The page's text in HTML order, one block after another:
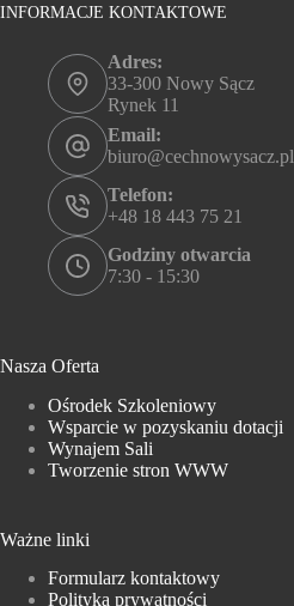
INFORMACJE KONTAKTOWE
Adres:
33-300 Nowy Sącz
Rynek 11
Email:
biuro@cechnowysacz.pl
Telefon:
+48 18 443 75 21
Godziny otwarcia
7:30 - 15:30
Nasza Oferta
Ośrodek Szkoleniowy
Wsparcie w pozyskaniu dotacji
Wynajem Sali
Tworzenie stron WWW
Ważne linki
Formularz kontaktowy
Polityka prywatności